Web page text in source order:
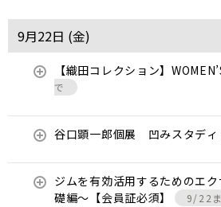
9月22日 (金)
【織田コレクション】
で
谷口顕一郎個展 凹みスタデ
ジムを有効活用するためのエ
礎編〜【会員証必須】
9/22